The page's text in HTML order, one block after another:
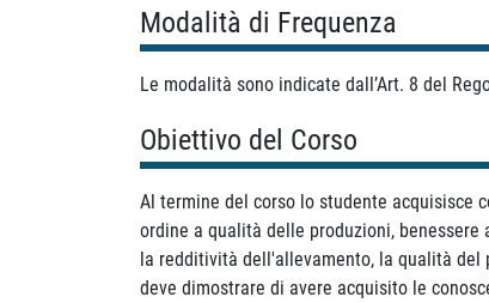
Modalità di Frequenza
Le modalità sono indicate dall’Art. 8 del
Obiettivo del Corso
Al termine del corso lo studente
ordine a qualità delle produzioni,
la redditività dell'allevamento, la qualità
deve dimostrare di avere acquisito le